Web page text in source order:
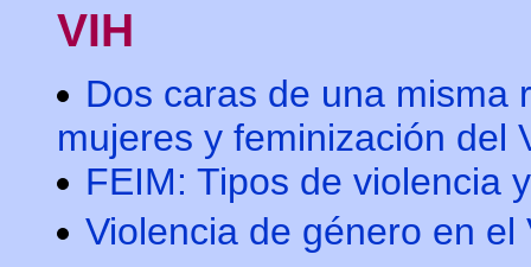
VIH
Dos caras de una misma
mujeres y feminización del
FEIM: Tipos de violencia
Violencia de género en el